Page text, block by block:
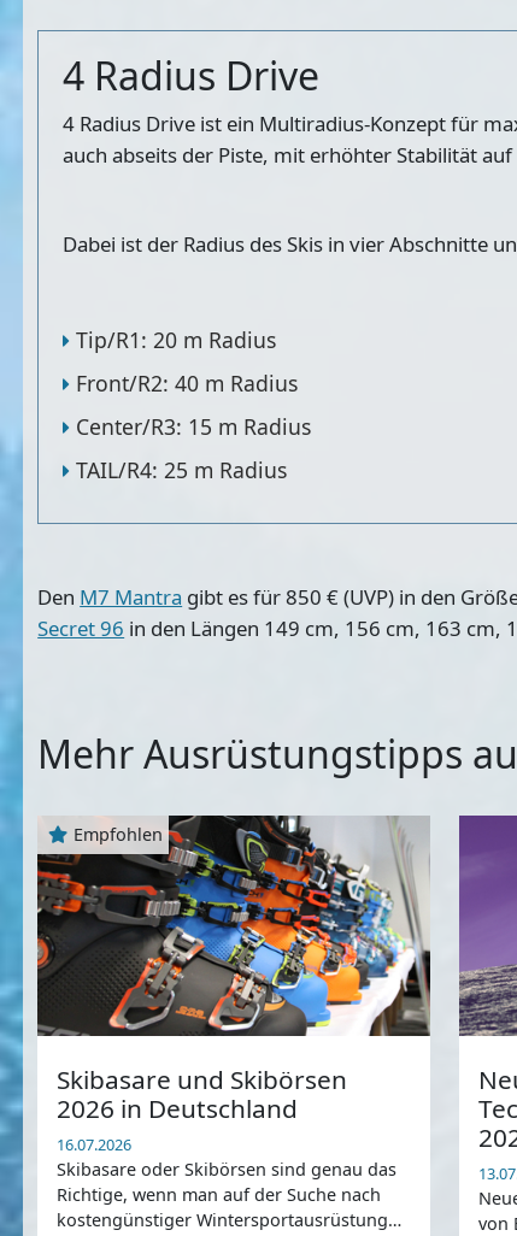
4 Radius Drive
4 Radius Drive ist ein Multiradius-Konzept für
auch abseits der Piste, mit erhöhter Stabilität
Dabei ist der Radius des Skis in vier Abschnitte
Tip/R1: 20 m Radius
Front/R2: 40 m Radius
Center/R3: 15 m Radius
TAIL/R4: 25 m Radius
Den M7 Mantra gibt es für 850 € (UVP) in den
Secret 96 in den Längen 149 cm, 156 cm, 163 cm,
Mehr Ausrüstungstipps
Empfohlen
Skibasare und Skibörsen
2026 in Deutschland
16.07.2026
Skibasare oder Skibörsen sind genau das
Richtige, wenn man auf der Suche nach
kostengünstiger Wintersportausrüstung
von